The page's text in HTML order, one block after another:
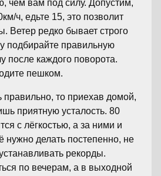
чем вам под силу. Допустим,
ч, едьте 15, это позволит
Ветер редко бывает строго
подбирайте правильную
после каждого поворота.
пешком.
правильно, то приехав домой,
приятную усталость. 80
с лёгкостью, а за ними и
нужно делать постепенно, не
рекорды.
по вечерам, а в выходной